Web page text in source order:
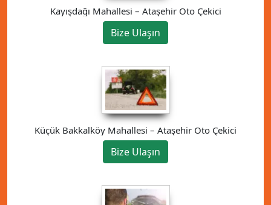
Kayışdağı Mahallesi – Ataşehir Oto Çekici
Bize Ulaşın
Küçük Bakkalköy Mahallesi – Ataşehir Oto Çekici
Bize Ulaşın